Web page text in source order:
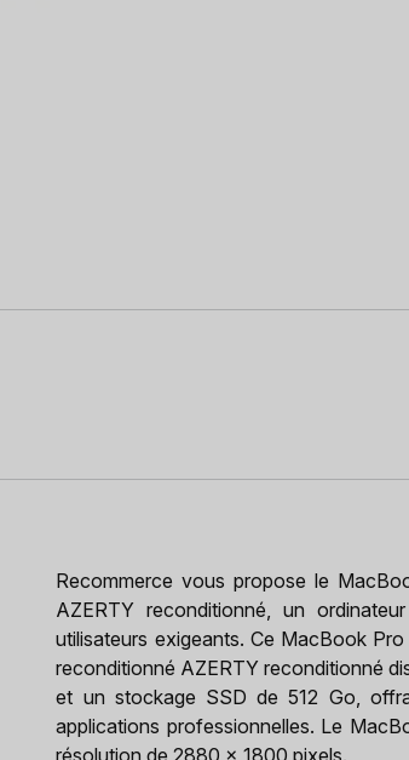
Recommerce vous propose le
AZERTY reconditionné, un
utilisateurs exigeants. Ce MacBook
reconditionné AZERTY reconditionné
et un stockage SSD de 512 Go,
applications professionnelles. Le
résolution de 2880 x 1800 pixels.